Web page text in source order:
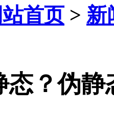
站首页> 新
态？伪静